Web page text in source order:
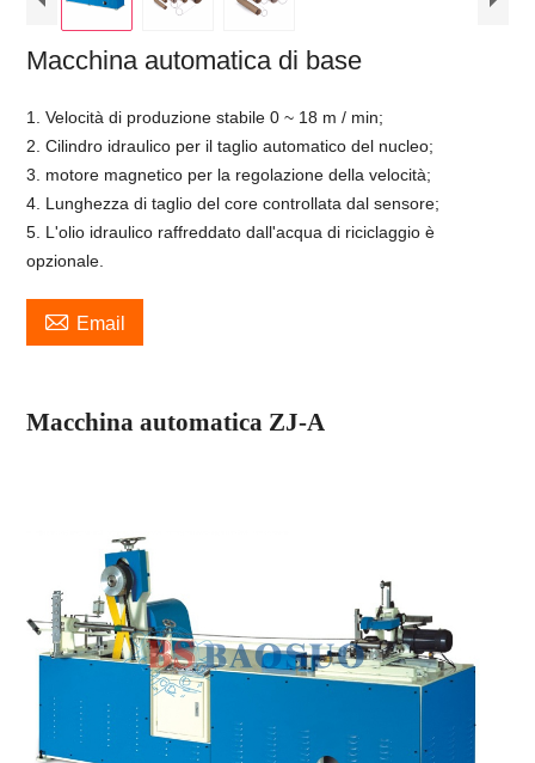
Macchina automatica di base
1. Velocità di produzione stabile 0 ~ 18 m / min;
2. Cilindro idraulico per il taglio automatico del nucleo;
3. motore magnetico per la regolazione della velocità;
4. Lunghezza di taglio del core controllata dal sensore;
5. L'olio idraulico raffreddato dall'acqua di riciclaggio è
opzionale.
 Email
Macchina automatica ZJ-A